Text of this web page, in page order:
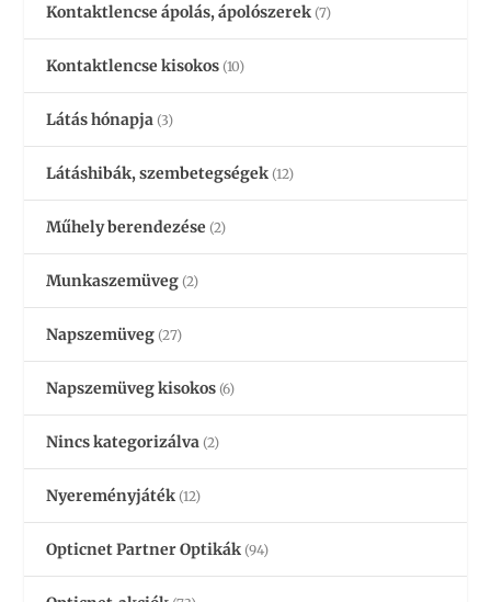
Kontaktlencse ápolás, ápolószerek (7)
Kontaktlencse kisokos (10)
Látás hónapja (3)
Látáshibák, szembetegségek (12)
Műhely berendezése (2)
Munkaszemüveg (2)
Napszemüveg (27)
Napszemüveg kisokos (6)
Nincs kategorizálva (2)
Nyereményjáték (12)
Opticnet Partner Optikák (94)